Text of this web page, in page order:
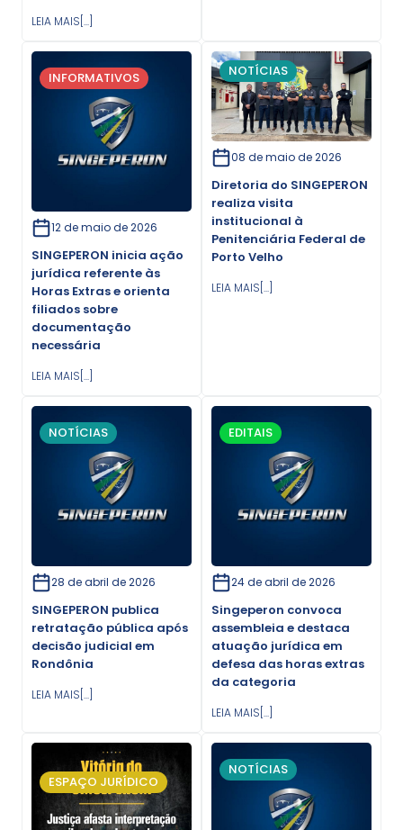
LEIA MAIS[...]
INFORMATIVOS
12 de maio de 2026
SINGEPERON inicia ação
jurídica referente às
Horas Extras e orienta
filiados sobre
documentação
necessária
LEIA MAIS[...]
NOTÍCIAS
08 de maio de 2026
Diretoria do SINGEPERON
realiza visita
institucional à
Penitenciária Federal de
Porto Velho
LEIA MAIS[...]
NOTÍCIAS
28 de abril de 2026
SINGEPERON publica
retratação pública após
decisão judicial em
Rondônia
LEIA MAIS[...]
EDITAIS
24 de abril de 2026
Singeperon convoca
assembleia e destaca
atuação jurídica em
defesa das horas extras
da categoria
LEIA MAIS[...]
ESPAÇO JURÍDICO
NOTÍCIAS